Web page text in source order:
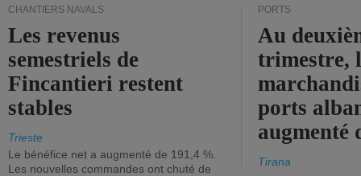
CHANTIERS NAVALS
Les revenus
semestriels de
Fincantieri restent
stables
Trieste
Le bénéfice net a augmenté de 191,4 %.
Les nouvelles commandes ont chuté de
PORTS
Au
trimestre,
ports
augmenté
Tirana